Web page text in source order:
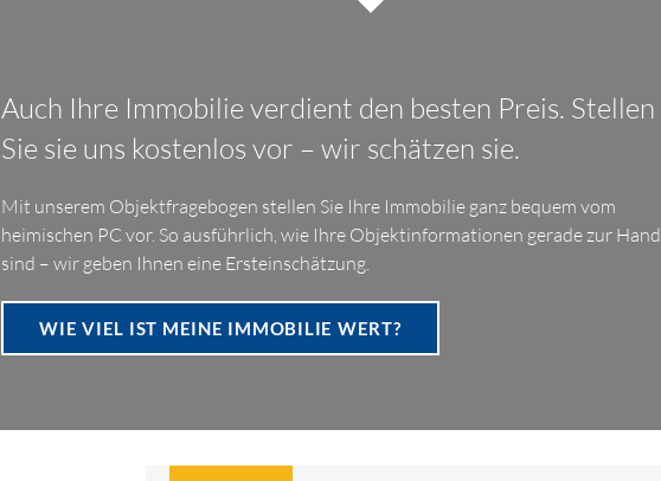
Auch Ihre Immobilie verdient den besten Preis. Stellen
Sie sie uns kostenlos vor – wir schätzen sie.
Mit unserem Objektfragebogen stellen Sie Ihre Immobilie ganz bequem vom
heimischen PC vor. So ausführlich, wie Ihre Objektinformationen gerade zur Hand
sind – wir geben Ihnen eine Ersteinschätzung.
WIE VIEL IST MEINE IMMOBILIE WERT?